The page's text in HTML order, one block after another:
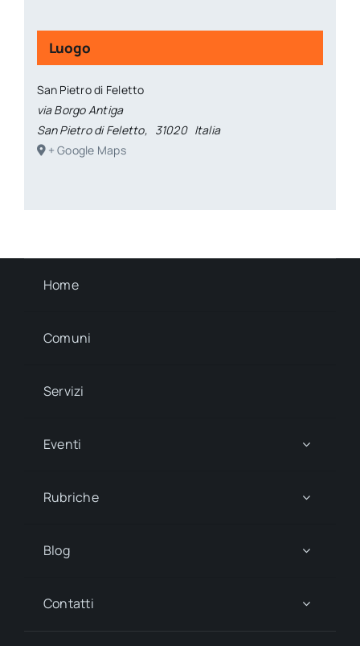
Luogo
San Pietro di Feletto
via Borgo Antiga
San Pietro di Feletto, 31020 Italia
+ Google Maps
Home
Comuni
Servizi
Eventi
Rubriche
Blog
Contatti